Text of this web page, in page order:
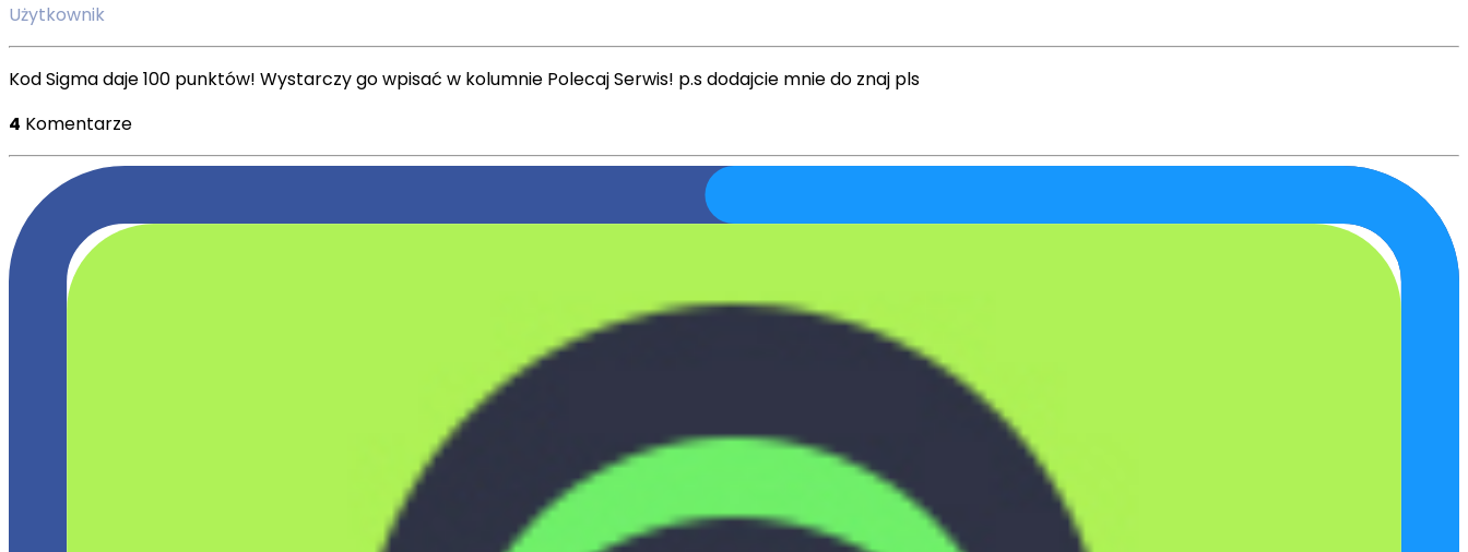
Użytkownik
Kod Sigma daje 100 punktów! Wystarczy go wpisać w kolumnie Polecaj Serwis! p.s dodajcie mnie do znaj pls
4 Komentarze